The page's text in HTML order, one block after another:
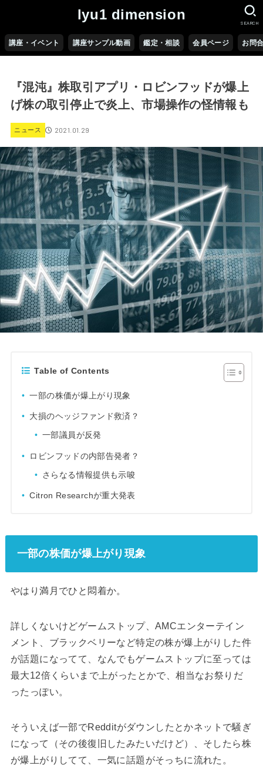
lyu1 dimension
講座・イベント 講座サンプル動画 鑑定・相談 会員ページ お問
SEARCH
『混沌』株取引アプリ・ロビンフッドが爆上
げ株の取引停止で炎上、市場操作の怪情報も
ニュース 2021.01.29
Table of Contents
一部の株価が爆上がり現象
大損のヘッジファンド救済？
一部議員が反発
ロビンフッドの内部告発者？
さらなる情報提供も示唆
Citron Researchが重大発表
一部の株価が爆上がり現象
やはり満月でひと悶着か。
詳しくないけどゲームストップ、AMCエンターテイン
メント、ブラックベリーなど特定の株が爆上がりした件
が話題になってて、なんでもゲームストップに至っては
最大12倍くらいまで上がったとかで、相当なお祭りだ
ったっぽい。
そういえば一部でRedditがダウンしたとかネットで騒ぎ
になって（その後復旧したみたいだけど）、そしたら株
が爆上がりしてて、一気に話題がそっちに流れた。